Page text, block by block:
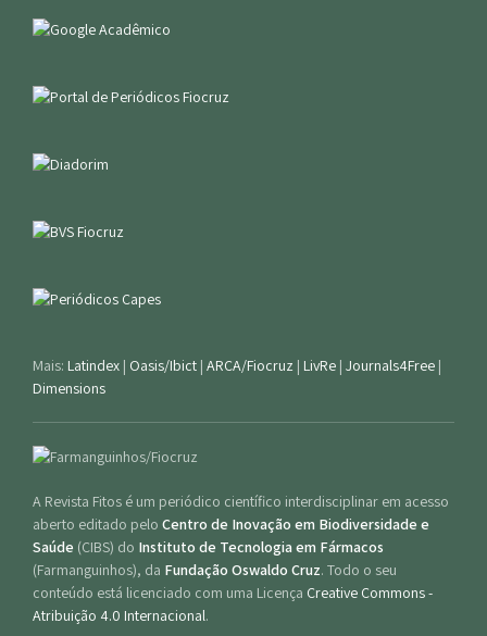
Mais: Latindex | Oasis/Ibict | ARCA/Fiocruz | LivRe | Journals4Free |
Dimensions
A Revista Fitos é um periódico científico interdisciplinar em acesso
aberto editado pelo Centro de Inovação em Biodiversidade e
Saúde (CIBS) do Instituto de Tecnologia em Fármacos
(Farmanguinhos), da Fundação Oswaldo Cruz. Todo o seu
conteúdo está licenciado com uma Licença Creative Commons -
Atribuição 4.0 Internacional.